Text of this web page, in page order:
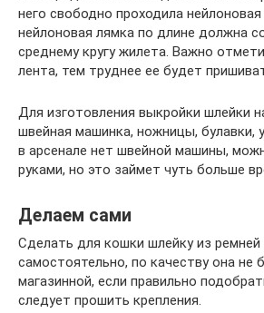
него свободно проходила
нейлоновая лямка по длине должна
среднему кругу жилета. Важно
лента, тем труднее ее будет
Для изготовления выкройки шлейки
швейная машинка, ножницы, булавки,
в арсенале нет швейной машины,
руками, но это займет чуть больше
Делаем сами
Сделать для кошки шлейку из
самостоятельно, по качеству она не
магазинной, если правильно
следует прошить крепления.